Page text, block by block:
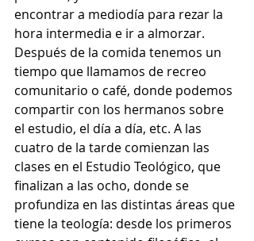
encontrar a mediodía para rezar la
hora intermedia e ir a almorzar.
Después de la comida tenemos un
tiempo que llamamos de recreo
comunitario o café, donde podemos
compartir con los hermanos sobre
el estudio, el día a día, etc. A las
cuatro de la tarde comienzan las
clases en el Estudio Teológico, que
finalizan a las ocho, donde se
profundiza en las distintas áreas que
tiene la teología: desde los primeros